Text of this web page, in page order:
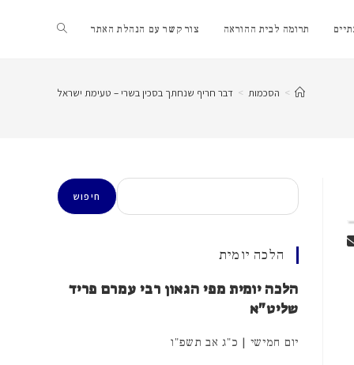
תרומה לבית ההוראה צור קשר עם הנהלת האתר Toggle
website > הסכמות > דבר חריף שנחתך בסכין בשרי – טעימת ישראל
חיפוש
חיפוש
הלכה יומית
הלכה יומית מפי הגאון רבי עמרם פריד
שליט"א
יום חמישי | כ"ג אב תשפ"ו